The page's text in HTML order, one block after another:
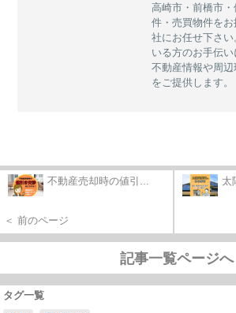
高崎市・前橋市
件・売買物件を
社にお任せ下さ
いる方のお手伝
不動産情報や周
をご提供します。
不動産売却時の値引...
＜ 前のページ
太
記事一覧ページへ
タグ一覧